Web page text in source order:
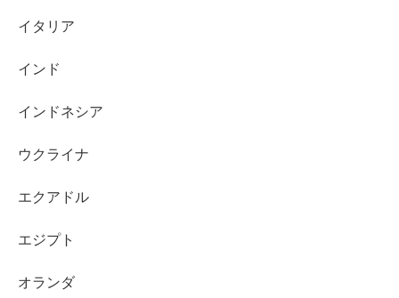
イタリア
インド
インドネシア
ウクライナ
エクアドル
エジプト
オランダ